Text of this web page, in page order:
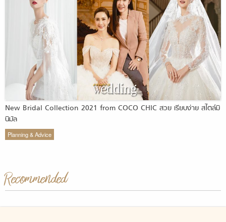
New Bridal Collection 2021 from COCO CHIC สวย เรียบง่าย สไตล์มิ
นิมัล
Planning & Advice
Recommended